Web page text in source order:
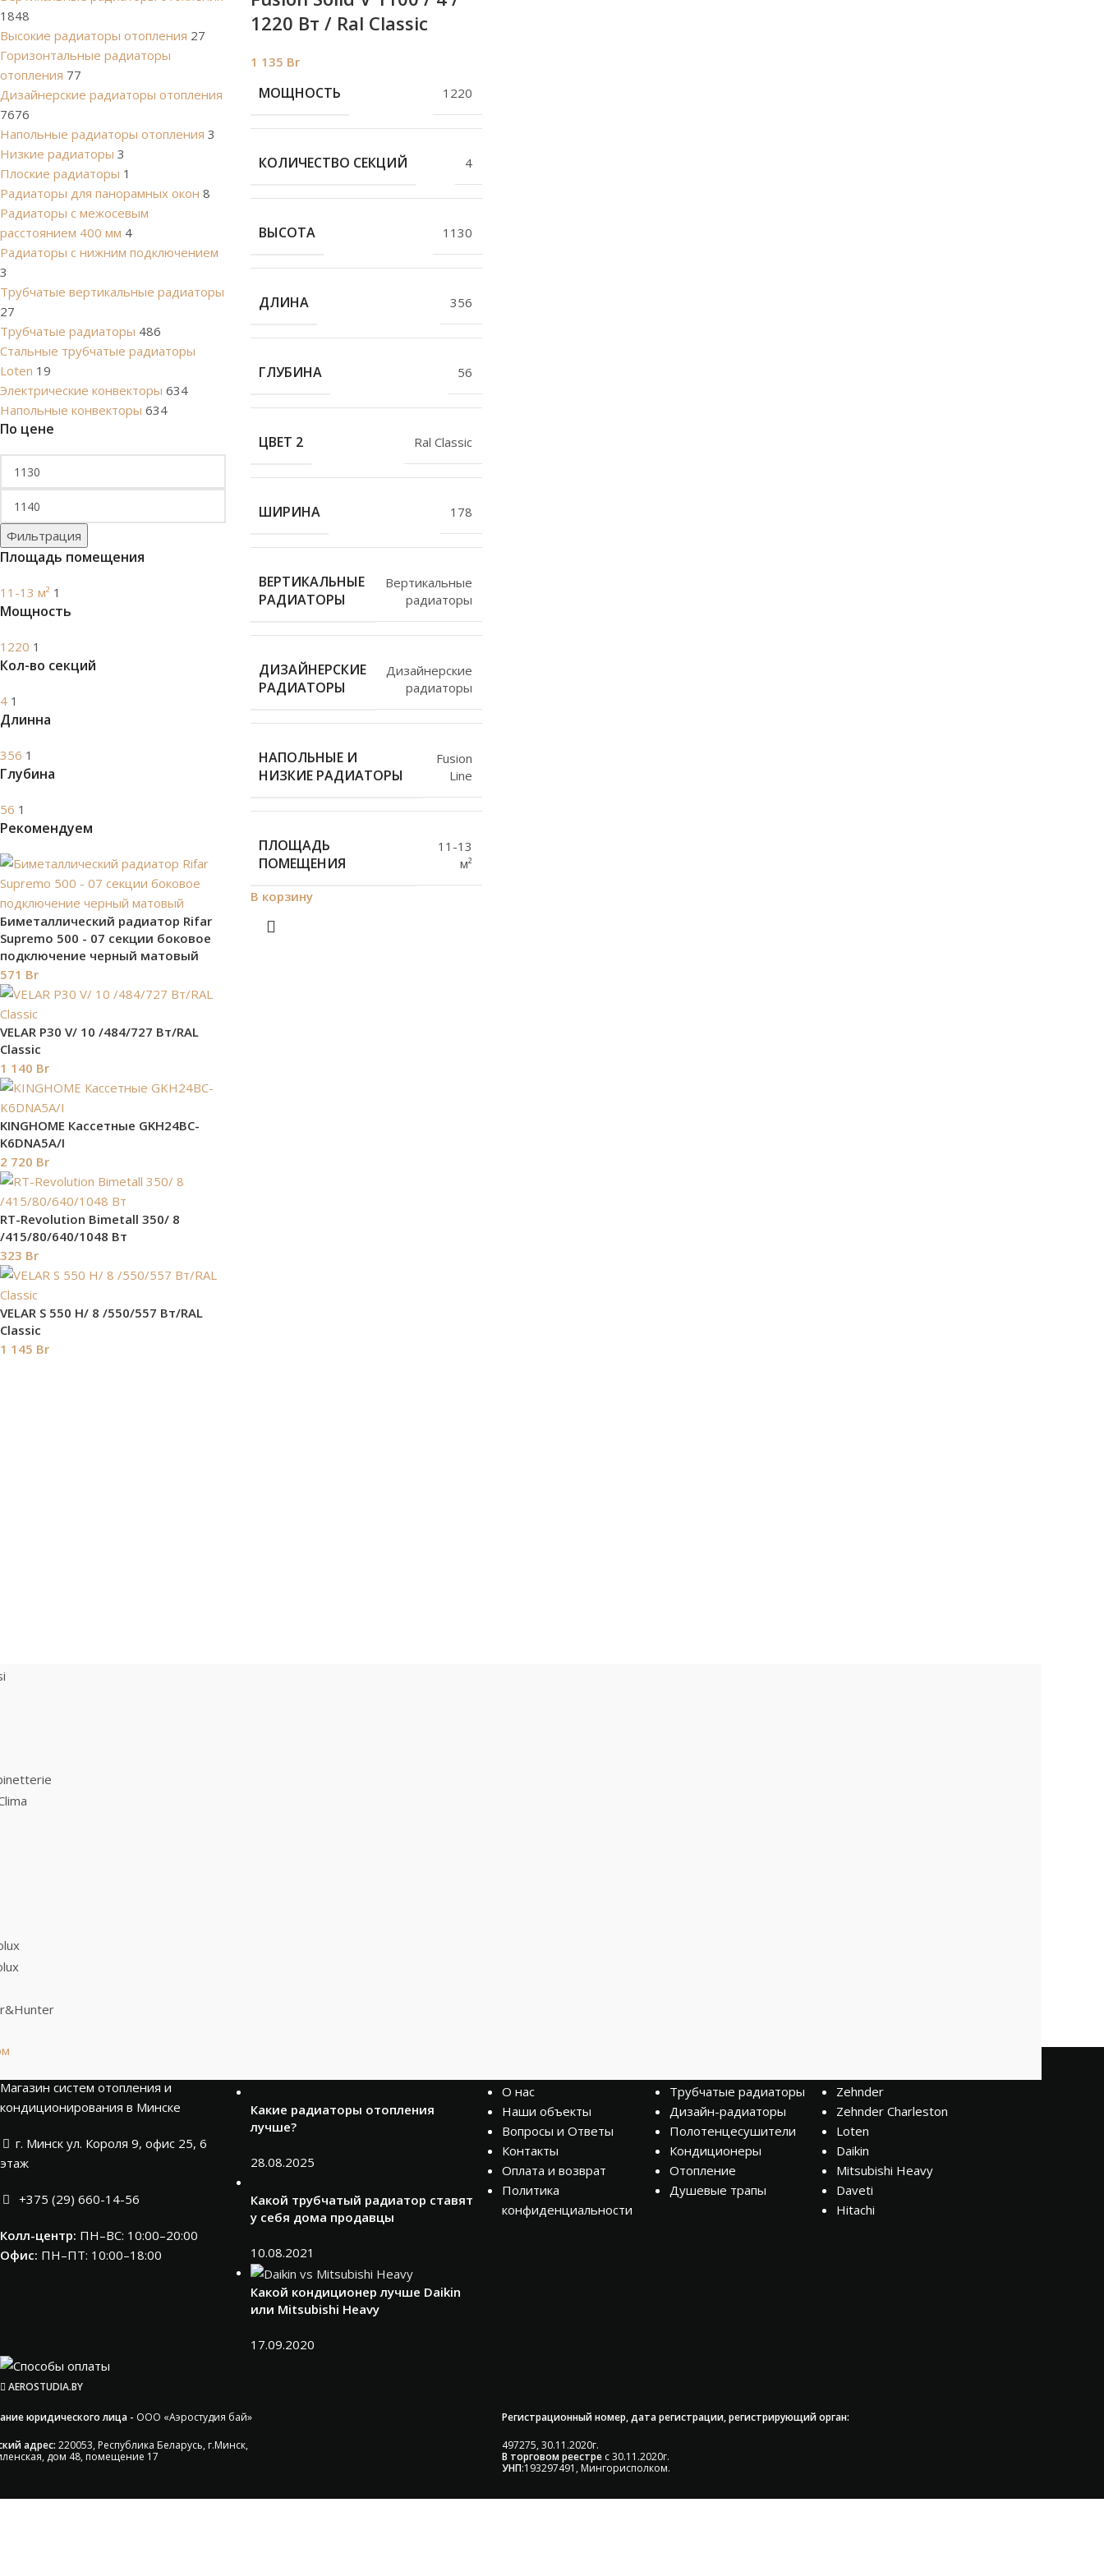
1848
Высокие радиаторы отопления 27
Горизонтальные радиаторы
отопления 77
Дизайнерские радиаторы отопления
7676
Напольные радиаторы отопления 3
Низкие радиаторы 3
Плоские радиаторы 1
Радиаторы для панорамных окон 8
Радиаторы с межосевым
расстоянием 400 мм 4
Радиаторы с нижним подключением
3
Трубчатые вертикальные радиаторы
27
Трубчатые радиаторы 486
Cтальные трубчатые радиаторы
Loten 19
Электрические конвекторы 634
Напольные конвекторы 634
По цене
Фильтрация
Площадь помещения
11-13 м² 1
Мощность
1220 1
Кол-во секций
4 1
Длинна
356 1
Глубина
56 1
Рекомендуем
Биметаллический радиатор Rifar
Supremo 500 - 07 секции боковое
подключение черный матовый
571 Br
VELAR P30 V/ 10 /484/727 Вт/RAL
Classic
1 140 Br
KINGHOME Кассетные GKH24BC-
K6DNA5A/I
2 720 Br
RT-Revolution Bimetall 350/ 8
/415/80/640/1048 Вт
323 Br
VELAR S 550 H/ 8 /550/557 Вт/RAL
Classic
1 145 Br
1220 Вт / Ral Classic
1 135 Br
МОЩНОСТЬ 1220
КОЛИЧЕСТВО СЕКЦИЙ 4
ВЫСОТА 1130
ДЛИНА 356
ГЛУБИНА 56
ЦВЕТ 2 Ral Classic
ШИРИНА 178
ВЕРТИКАЛЬНЫЕ
РАДИАТОРЫ
Вертикальные
радиаторы
ДИЗАЙНЕРСКИЕ
РАДИАТОРЫ
Дизайнерские
радиаторы
НАПОЛЬНЫЕ И
НИЗКИЕ РАДИАТОРЫ
Fusion
Line
ПЛОЩАДЬ
ПОМЕЩЕНИЯ
11-13
м²
В корзину
Магазин систем отопления и
кондиционирования в Минске
г. Минск ул. Короля 9, офис 25, 6
этаж
+375 (29) 660-14-56
Колл-центр: ПН–ВС: 10:00–20:00​
Офис: ПН–ПТ: 10:00–18:00
Какие радиаторы отопления
лучше?
28.08.2025
Какой трубчатый радиатор ставят
у себя дома продавцы
10.08.2021
Какой кондиционер лучше Daikin
или Mitsubishi Heavy
17.09.2020
О нас
Наши объекты
Вопросы и Ответы
Контакты
Оплата и возврат
Политика
конфиденциальности
Трубчатые радиаторы
Дизайн-радиаторы
Полотенцесушители
Кондиционеры
Отопление
Душевые трапы
Zehnder
Zehnder Charleston
Loten
Daikin
Mitsubishi Heavy
Daveti
Hitachi
AEROSTUDIA.BY
юридического лица - ООО «Аэростудия бай»
адрес: 220053, Республика Беларусь, г.Минск,
дом 48, помещение 17
Регистрационный номер, дата регистрации, регистрирующий орган:
497275, 30.11.2020г.
В торговом реестре с 30.11.2020г.
УНП:193297491, Мингорисполком.